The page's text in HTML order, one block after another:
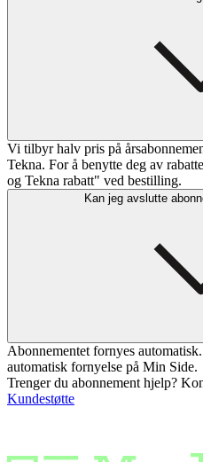
Vi tilbyr halv pris på
Tekna. For å benytte deg av
og Tekna rabatt" ved bestilling.
Kan jeg avslutte
Abonnementet fornyes
automatisk fornyelse på Min Side.
Trenger du abonnement hjelp?
Kundestøtte